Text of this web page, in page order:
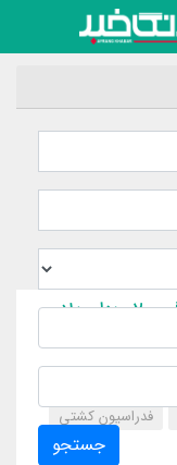
جستجو
دوپینگ هر کشتی گیر ۲۰ هزار دلار
فدراسیون کشتی